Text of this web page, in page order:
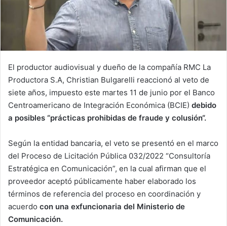
El productor audiovisual y dueño de la compañía RMC La
Productora S.A, Christian Bulgarelli reaccionó al veto de
siete años, impuesto este martes 11 de junio por el Banco
Centroamericano de Integración Económica (BCIE) debido
a posibles “prácticas prohibidas de fraude y colusión“.
Según la entidad bancaria, el veto se presentó en el marco
del Proceso de Licitación Pública 032/2022 “Consultoría
Estratégica en Comunicación”, en la cual afirman que el
proveedor aceptó públicamente haber elaborado los
términos de referencia del proceso en coordinación y
acuerdo con una exfuncionaria del Ministerio de
Comunicación.